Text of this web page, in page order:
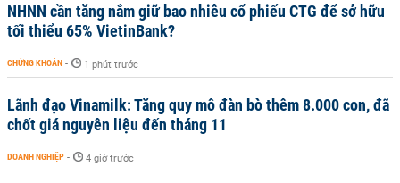
NHNN cần tăng nắm giữ bao nhiêu cổ phiếu CTG để sở hữu
tối thiểu 65% VietinBank?
CHỨNG KHOÁN - 1 phút trước
Lãnh đạo Vinamilk: Tăng quy mô đàn bò thêm 8.000 con, đã
chốt giá nguyên liệu đến tháng 11
DOANH NGHIỆP - 4 giờ trước